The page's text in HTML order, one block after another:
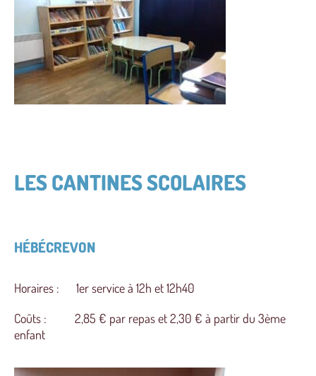
LES CANTINES SCOLAIRES
HÉBÉCREVON
Horaires : 1er service à 12h et 12h40
Coûts : 2,85 € par repas et 2,30 € à partir du 3ème
enfant